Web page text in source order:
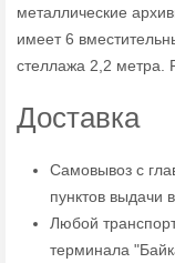
металлические
имеет 6
стеллажа 2,2 метра.
Доставка
Самовывоз с
пунктов выдачи
Любой
терминала